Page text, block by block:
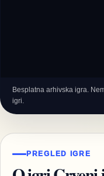
Besplatna arhivska igra.
igri.
PREGLED IGRE